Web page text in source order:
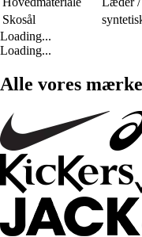
Skosål
Loading...
Loading...
Alle vores